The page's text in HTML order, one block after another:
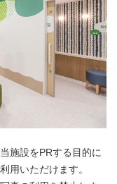
施設をPRする目的に
用いただけます。